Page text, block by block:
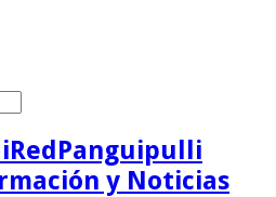
RedPanguipulli
y Noticias